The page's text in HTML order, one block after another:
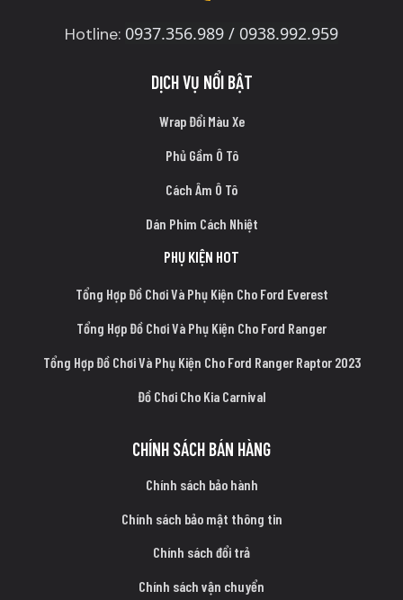
Hotline: 0937.356.989 / 0938.992.959
DỊCH VỤ NỔI BẬT
Wrap Đổi Màu Xe
Phủ Gầm Ô Tô
Cách Âm Ô Tô
Dán Phim Cách Nhiệt
PHỤ KIỆN HOT
Tổng Hợp Đồ Chơi Và Phụ Kiện Cho Ford Everest
Tổng Hợp Đồ Chơi Và Phụ Kiện Cho Ford Ranger
Tổng Hợp Đồ Chơi Và Phụ Kiện Cho Ford Ranger Raptor 2023
Đồ Chơi Cho Kia Carnival
CHÍNH SÁCH BÁN HÀNG
Chính sách bảo hành
Chính sách bảo mật thông tin
Chính sách đổi trả
Chính sách vận chuyển